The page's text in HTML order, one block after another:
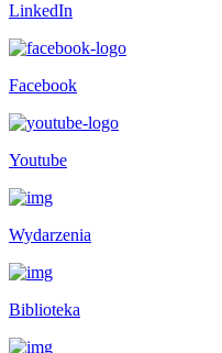
LinkedIn
Facebook
Youtube
Wydarzenia
Biblioteka